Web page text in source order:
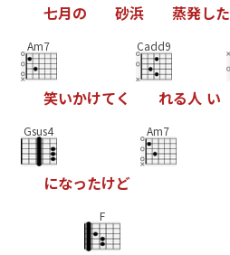
七月の 砂浜 蒸発した
Am7
笑いかけてく
Cadd9
れる人 い
Gsus4
になったけど
Am7
F